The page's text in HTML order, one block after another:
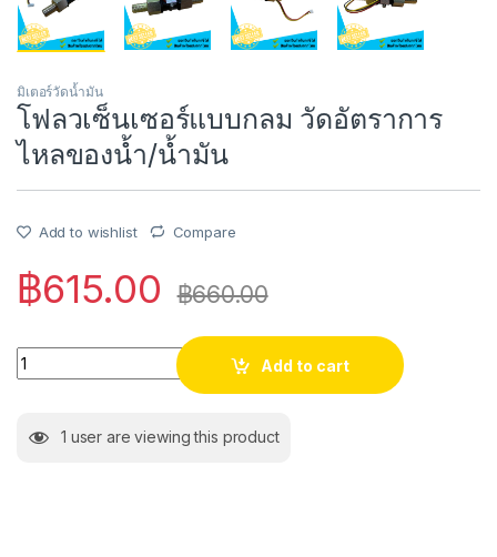
มิเตอร์วัดน้ำมัน
โฟลวเซ็นเซอร์แบบกลม วัดอัตราการ
ไหลของน้ำ/น้ำมัน
Add to wishlist Compare
฿615.00 ฿660.00
Quantity
Add to cart
1 user are viewing this product